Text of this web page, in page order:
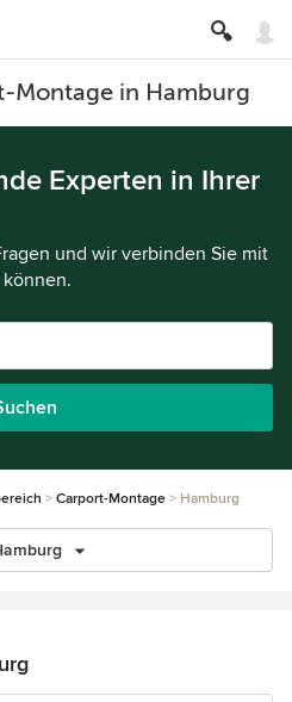
Montage in Hamburg
Experten in Ihrer
und wir verbinden Sie mit
Carport-Montage Hamburg